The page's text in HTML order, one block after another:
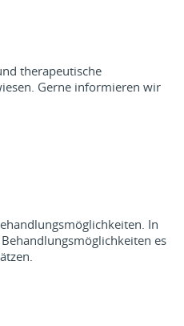
therapeutische
Gerne informieren wir
In
es